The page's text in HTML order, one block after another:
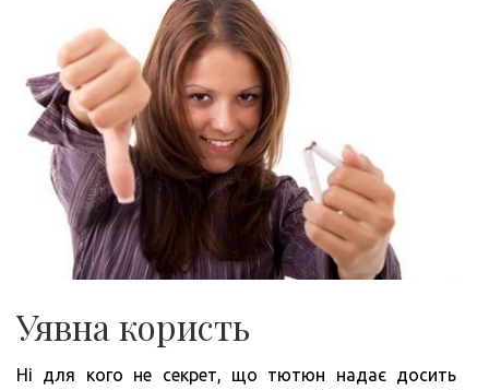
Уявна користь
Ні для кого не секрет, що тютюн надає досить